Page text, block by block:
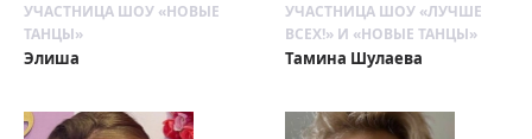
УЧАСТНИЦА ШОУ «НОВЫЕ
ТАНЦЫ»
Элиша
УЧАСТНИЦА ШОУ «ЛУЧШЕ
ВСЕХ!» И «НОВЫЕ ТАНЦЫ»
Тамина Шулаева